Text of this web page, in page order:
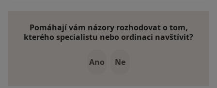
Pomáhají vám názory rozhodovat o tom,
kterého specialistu nebo ordinaci navštívit?
Ano Ne